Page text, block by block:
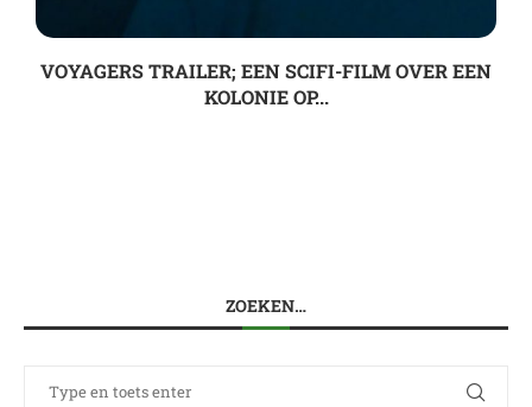
VOYAGERS TRAILER; EEN SCIFI-FILM OVER EEN
KOLONIE OP...
ZOEKEN…